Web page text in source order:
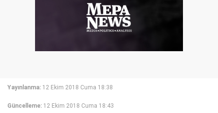
Yayınlanma: 12 Ekim 2018 Cuma 18:38
Güncelleme: 12 Ekim 2018 Cuma 18:43